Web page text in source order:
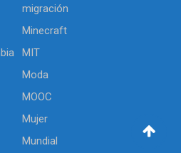
migración
Minecraft
MIT
Moda
MOOC
Mujer
Mundial